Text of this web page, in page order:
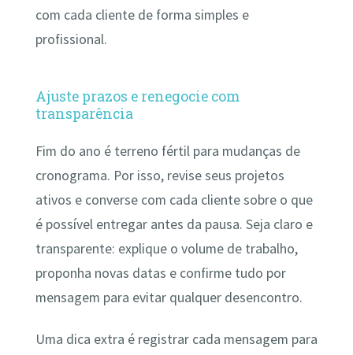
com cada cliente de forma simples e
profissional.
Ajuste prazos e renegocie com
transparência
Fim do ano é terreno fértil para mudanças de
cronograma. Por isso, revise seus projetos
ativos e converse com cada cliente sobre o que
é possível entregar antes da pausa. Seja claro e
transparente: explique o volume de trabalho,
proponha novas datas e confirme tudo por
mensagem para evitar qualquer desencontro.
Uma dica extra é registrar cada mensagem para